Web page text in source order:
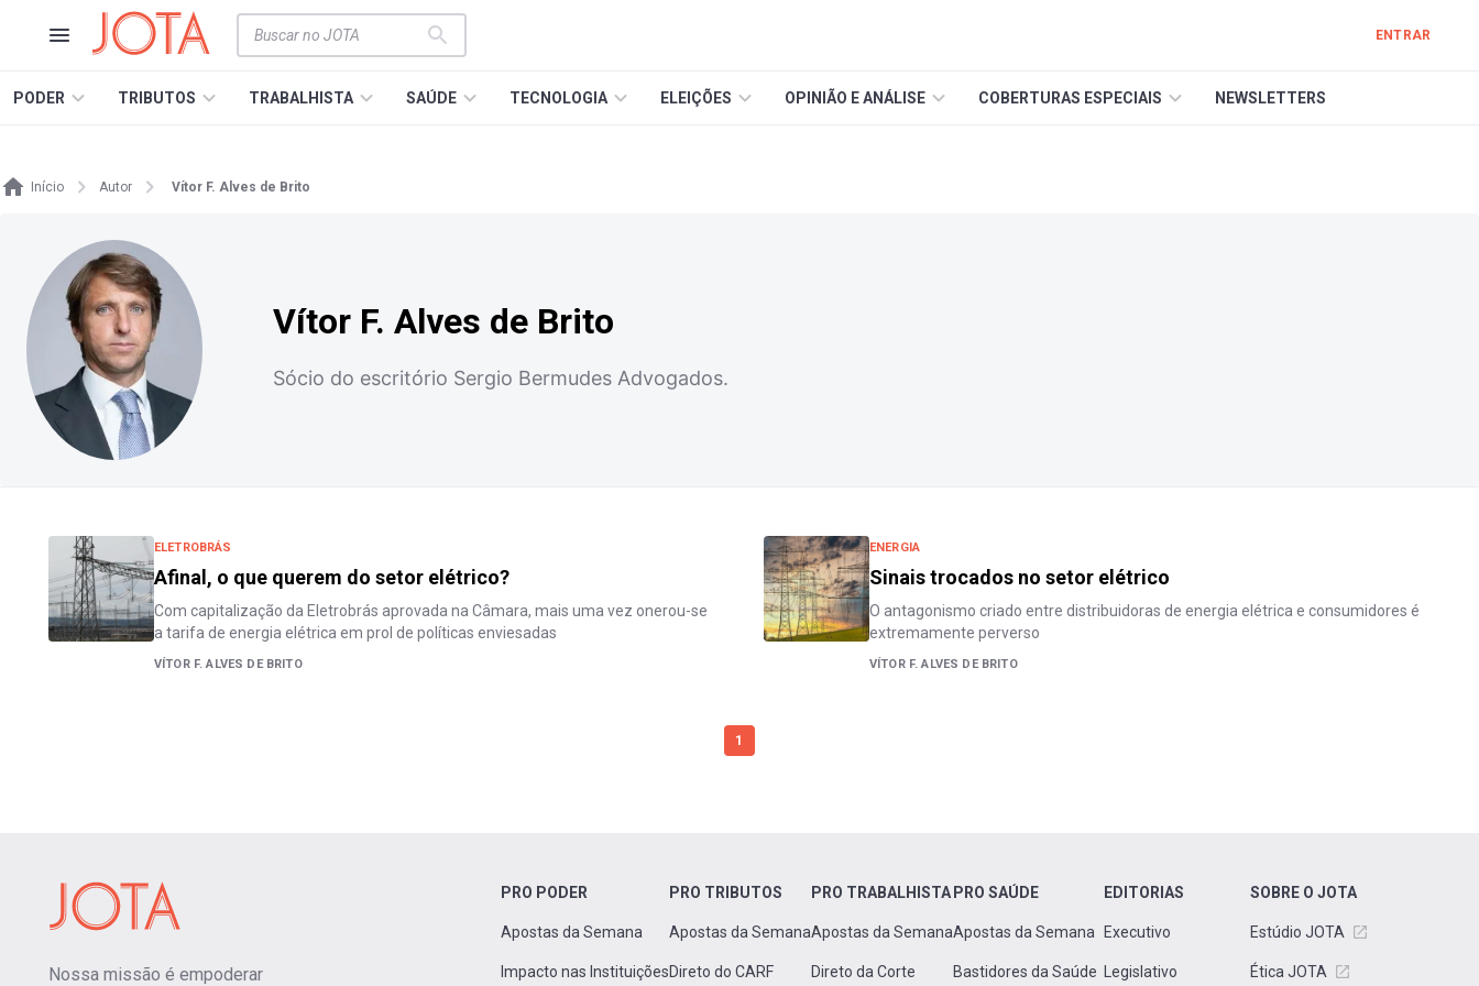
ENTRAR
PODER TRIBUTOS TRABALHISTA SAÚDE TECNOLOGIA ELEIÇÕES OPINIÃO E ANÁLISE COBERTURAS ESPECIAIS NEWSLETTERS
Início Autor Vítor F. Alves de Brito
Vítor F. Alves de Brito
Sócio do escritório Sergio Bermudes Advogados.
ELETROBRÁS
Afinal, o que querem do setor elétrico?
Com capitalização da Eletrobrás aprovada na Câmara, mais uma vez onerou-se
a tarifa de energia elétrica em prol de políticas enviesadas
VÍTOR F. ALVES DE BRITO
ENERGIA
Sinais trocados no setor elétrico
O antagonismo criado entre distribuidoras de energia elétrica e consumidores é
extremamente perverso
VÍTOR F. ALVES DE BRITO
1
Nossa missão é empoderar
PRO PODER
Apostas da Semana
Impacto nas Instituições
PRO TRIBUTOS
Apostas da Semana
Direto do CARF
PRO TRABALHISTA
Apostas da Semana
Direto da Corte
PRO SAÚDE
Apostas da Semana
Bastidores da Saúde
EDITORIAS
Executivo
Legislativo
SOBRE O JOTA
Estúdio JOTA
Ética JOTA